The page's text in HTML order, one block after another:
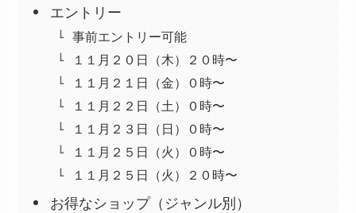
エントリー
事前エントリー可能
１１月２０日（木）２０時〜
１１月２１日（金）０時〜
１１月２２日（土）０時〜
１１月２３日（日）０時〜
１１月２５日（火）０時〜
１１月２５日（火）２０時〜
お得なショップ（ジャンル別）